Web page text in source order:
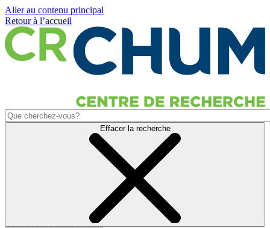
Aller au contenu principal
Retour à l’accueil
Effacer la recherche